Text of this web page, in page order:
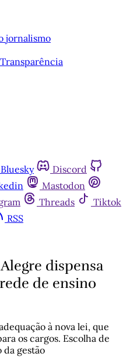
jornalismo
Bluesky
Discord
Mastodon
Threads
Tiktok
RSS
dispensa
de ensino
à nova lei, que
os cargos. Escolha de
gestão